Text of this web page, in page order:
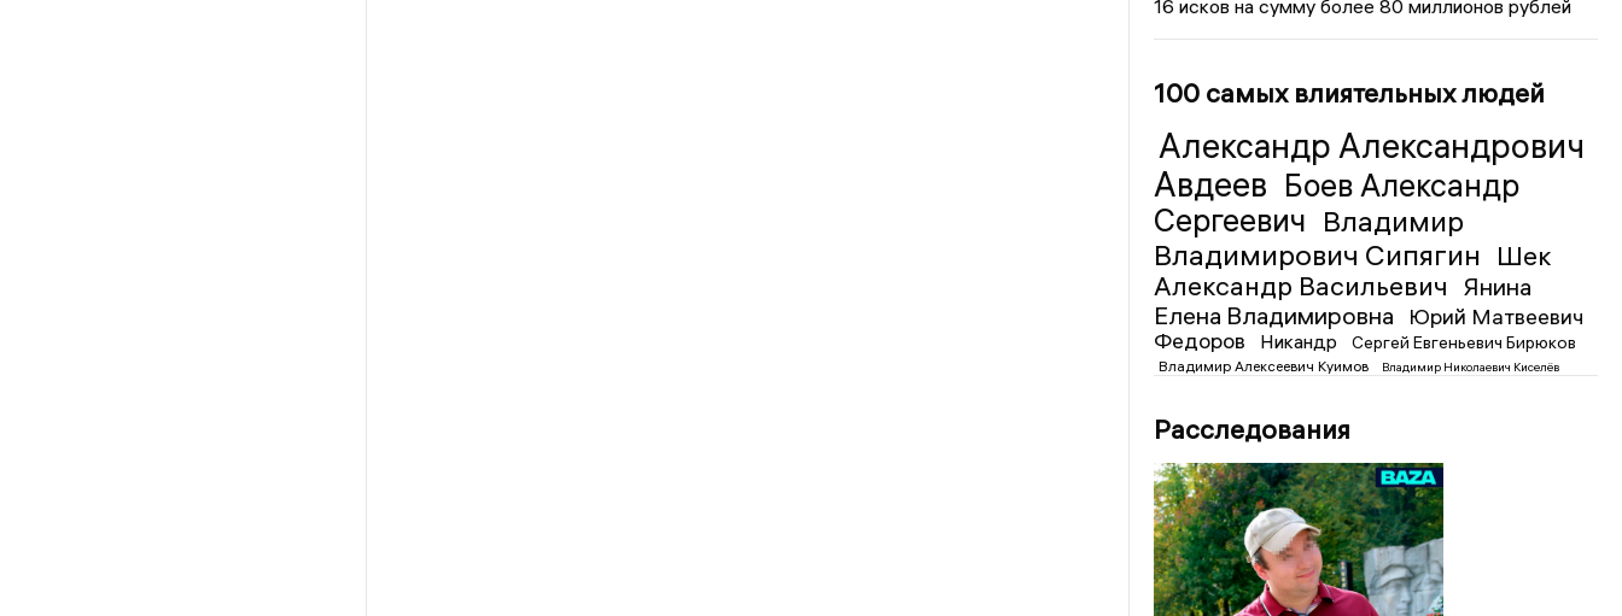
16 исков на сумму более 80 миллионов рублей
100 самых влиятельных людей
Александр Александрович
Авдеев Боев Александр
Сергеевич Владимир
Владимирович Сипягин Шек
Александр Васильевич
Янина
Елена Владимировна
Юрий Матвеевич
Федоров
Никандр Сергей Евгеньевич Бирюков
Владимир Алексеевич Куимов Владимир Николаевич Киселёв
Расследования